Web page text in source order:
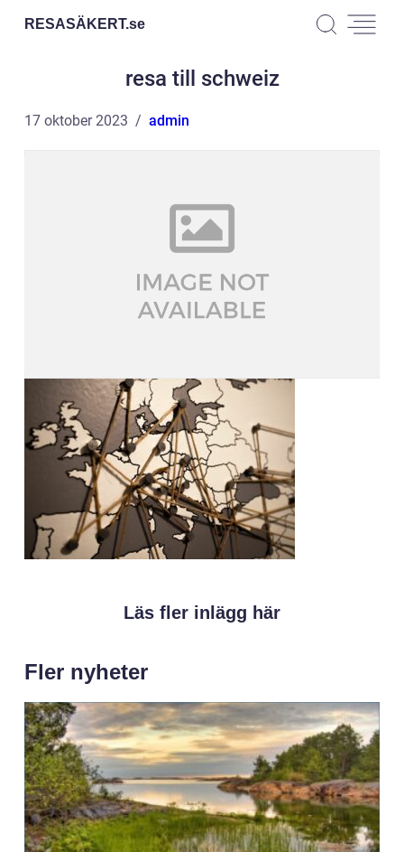
RESASÄKERT.se
resa till schweiz
17 oktober 2023 admin
Läs fler inlägg här
Fler nyheter